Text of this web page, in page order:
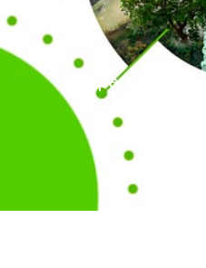
para: